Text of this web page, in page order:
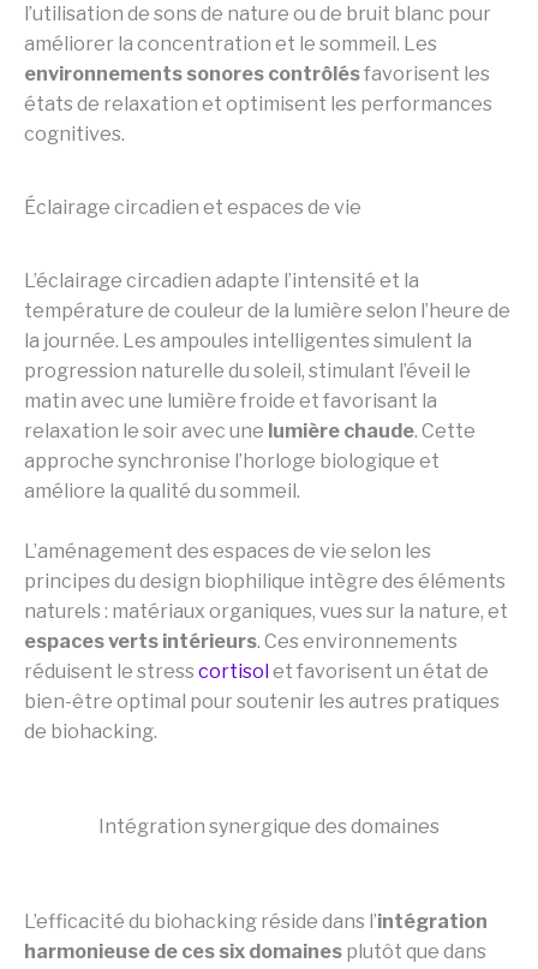
l’utilisation de sons de nature ou de bruit blanc pour
améliorer la concentration et le sommeil. Les
environnements sonores contrôlésfavorisent les
états de relaxation et optimisent les performances
cognitives.
Éclairage circadien et espaces de vie
L’éclairage circadien adapte l’intensité et la
température de couleur de la lumière selon l’heure de
la journée. Les ampoules intelligentes simulent la
progression naturelle du soleil, stimulant l’éveil le
matin avec une lumière froide et favorisant la
relaxation le soir avec une lumière chaude. Cette
approche synchronise l’horloge biologique et
améliore la qualité du sommeil.
L’aménagement des espaces de vie selon les
principes du design biophilique intègre des éléments
naturels : matériaux organiques, vues sur la nature, et
espaces verts intérieurs. Ces environnements
réduisent le stress cortisol et favorisent un état de
bien-être optimal pour soutenir les autres pratiques
de biohacking.
Intégration synergique des domaines
L’efficacité du biohacking réside dans l’intégration
harmonieuse de ces six domaines plutôt que dans